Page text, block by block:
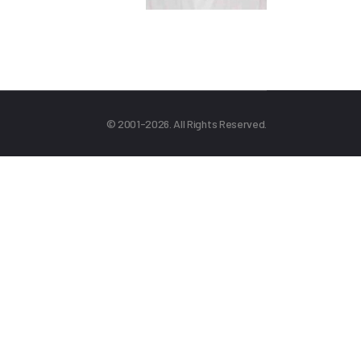
© 2001-2026. All Rights Reserved.